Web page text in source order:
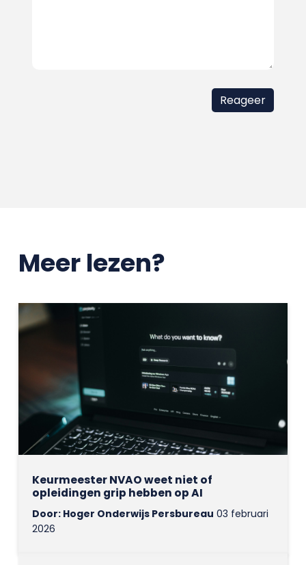
Meer lezen?
Keurmeester NVAO weet niet of
opleidingen grip hebben op AI
Door: Hoger Onderwijs Persbureau 03 februari
2026